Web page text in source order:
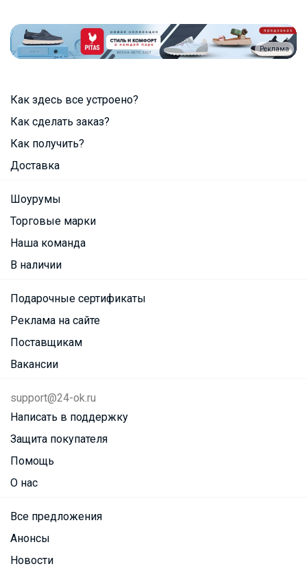
Реклама
Как здесь все устроено?
Как сделать заказ?
Как получить?
Доставка
Шоурумы
Торговые марки
Наша команда
В наличии
Подарочные сертификаты
Реклама на сайте
Поставщикам
Вакансии
support@24-ok.ru
Написать в поддержку
Защита покупателя
Помощь
О нас
Все предложения
Анонсы
Новости